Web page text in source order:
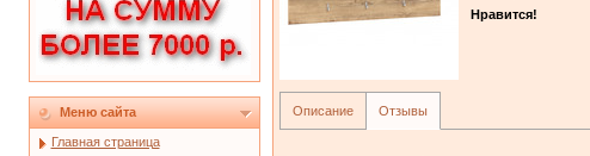
Меню сайта
Главная страница
Нравится!
Описание Отзывы